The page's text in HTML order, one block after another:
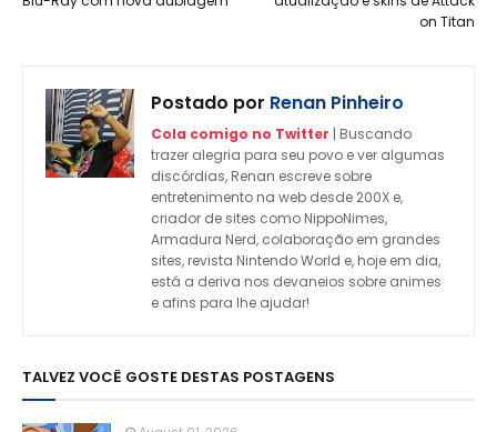
on Titan
Postado por Renan Pinheiro
Cola comigo no Twitter | Buscando
trazer alegria para seu povo e ver algumas
discórdias, Renan escreve sobre
entretenimento na web desde 200X e,
criador de sites como NippoNimes,
Armadura Nerd, colaboração em grandes
sites, revista Nintendo World e, hoje em dia,
está a deriva nos devaneios sobre animes
e afins para lhe ajudar!
TALVEZ VOCÊ GOSTE DESTAS POSTAGENS